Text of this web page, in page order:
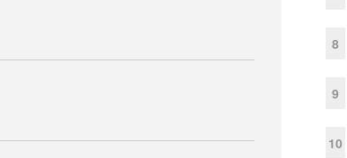
8
9
10